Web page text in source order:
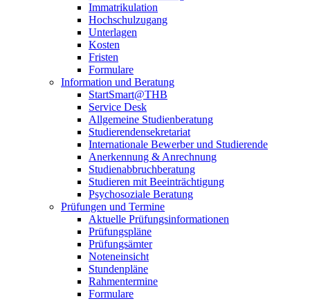
Immatrikulation
Hochschulzugang
Unterlagen
Kosten
Fristen
Formulare
Information und Beratung
StartSmart@THB
Service Desk
Allgemeine Studienberatung
Studierendensekretariat
Internationale Bewerber und Studierende
Anerkennung & Anrechnung
Studienabbruchberatung
Studieren mit Beeinträchtigung
Psychosoziale Beratung
Prüfungen und Termine
Aktuelle Prüfungsinformationen
Prüfungspläne
Prüfungsämter
Noteneinsicht
Stundenpläne
Rahmentermine
Formulare